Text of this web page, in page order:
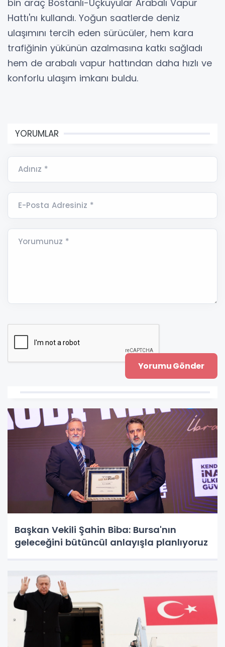
bin araç Bostanlı-Üçkuyular Arabalı Vapur
Hattı'nı kullandı. Yoğun saatlerde deniz
ulaşımını tercih eden sürücüler, hem kara
trafiğinin yükünün azalmasına katkı sağladı
hem de arabalı vapur hattından daha hızlı ve
konforlu ulaşım imkanı buldu.
YORUMLAR
Adınız *
E-Posta Adresiniz *
Yorumunuz *
Başkan Vekili Şahin Biba: Bursa'nın
geleceğini bütüncül anlayışla planlıyoruz